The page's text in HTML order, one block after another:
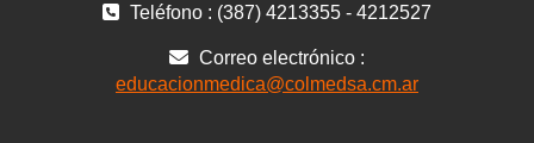
Teléfono : (387) 4213355 - 4212527
Correo electrónico :
educacionmedica@colmedsa.cm.ar